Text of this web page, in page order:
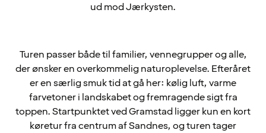
ud mod Jærkysten.
Turen passer både til familier, vennegrupper og alle,
der ønsker en overkommelig naturoplevelse. Efteråret
er en særlig smuk tid at gå her: kølig luft, varme
farvetoner i landskabet og fremragende sigt fra
toppen. Startpunktet ved Gramstad ligger kun en kort
køretur fra centrum af Sandnes, og turen tager